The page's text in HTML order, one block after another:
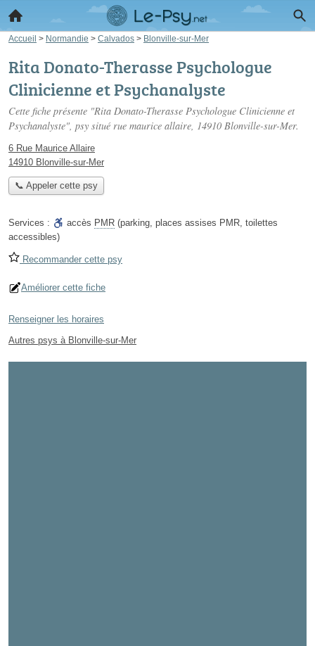
Accueil > Normandie > Calvados > Blonville-sur-Mer
Rita Donato-Therasse Psychologue
Clinicienne et Psychanalyste
Cette fiche présente "Rita Donato-Therasse Psychologue Clinicienne et
Psychanalyste", psy situé rue maurice allaire, 14910 Blonville-sur-Mer.
6 Rue Maurice Allaire
14910 Blonville-sur-Mer
📞 Appeler cette psy
Services : accès PMR (parking, places assises PMR, toilettes
accessibles)
Recommander cette psy
Améliorer cette fiche
Renseigner les horaires
Autres psys à Blonville-sur-Mer